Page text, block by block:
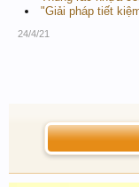
"Giải pháp tiết
24/4/21